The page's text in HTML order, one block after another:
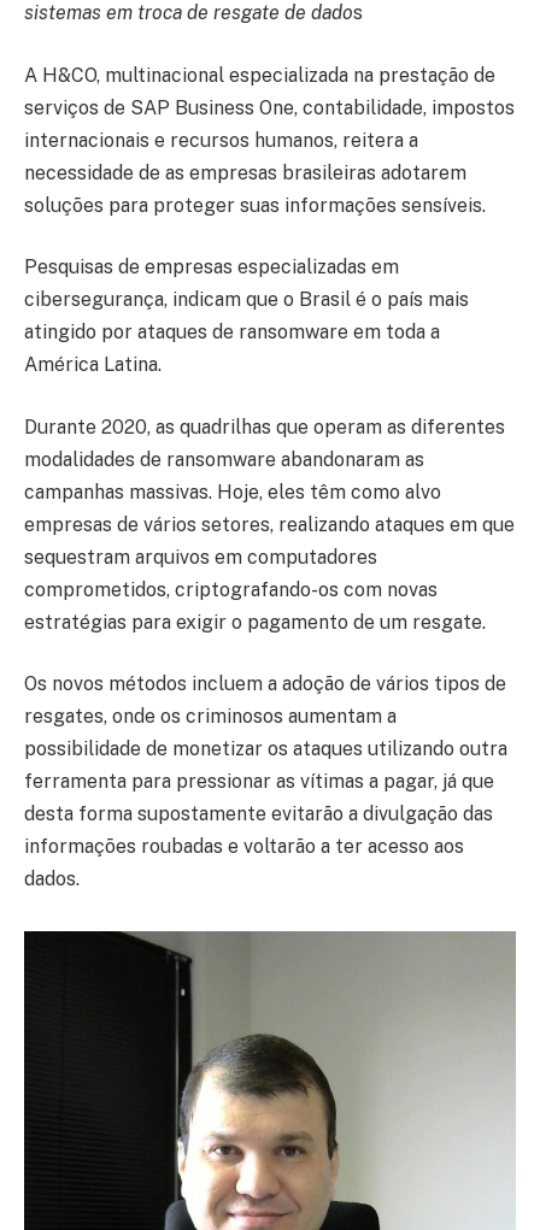
sistemas em troca de resgate de dados
A H&CO, multinacional especializada na prestação de
serviços de SAP Business One, contabilidade, impostos
internacionais e recursos humanos, reitera a
necessidade de as empresas brasileiras adotarem
soluções para proteger suas informações sensíveis.
Pesquisas de empresas especializadas em
cibersegurança, indicam que o Brasil é o país mais
atingido por ataques de ransomware em toda a
América Latina.
Durante 2020, as quadrilhas que operam as diferentes
modalidades de ransomware abandonaram as
campanhas massivas. Hoje, eles têm como alvo
empresas de vários setores, realizando ataques em que
sequestram arquivos em computadores
comprometidos, criptografando-os com novas
estratégias para exigir o pagamento de um resgate.
Os novos métodos incluem a adoção de vários tipos de
resgates, onde os criminosos aumentam a
possibilidade de monetizar os ataques utilizando outra
ferramenta para pressionar as vítimas a pagar, já que
desta forma supostamente evitarão a divulgação das
informações roubadas e voltarão a ter acesso aos
dados.